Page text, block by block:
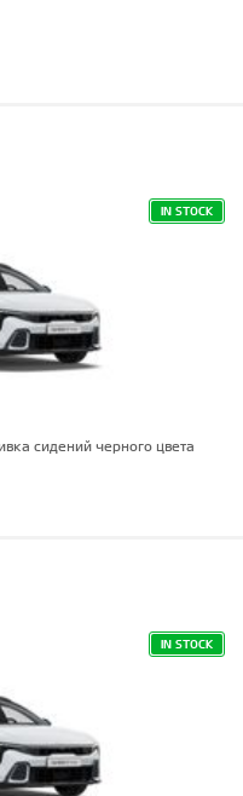
IN STOCK
сидений черного цвета
IN STOCK